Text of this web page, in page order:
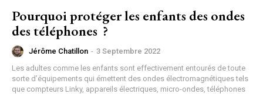
Pourquoi protéger les enfants des ondes
des téléphones ?
Jérôme Chatillon - 3 Septembre 2022
Les adultes comme les enfants sont effectivement entourés de toute
sorte d’équipements qui émettent des ondes électromagnétiques tels
que compteurs Linky, appareils électriques, micro-ondes, téléphones